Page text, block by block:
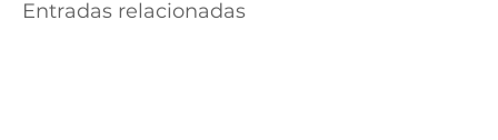
Entradas relacionadas